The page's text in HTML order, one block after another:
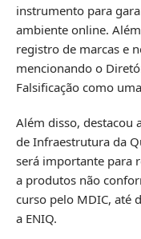
instrumento para
ambiente online.
registro de marcas e
mencionando o
Falsificação como
Além disso, destacou
de Infraestrutura da
será importante para
a produtos não
curso pelo MDIC, até
a ENIQ.